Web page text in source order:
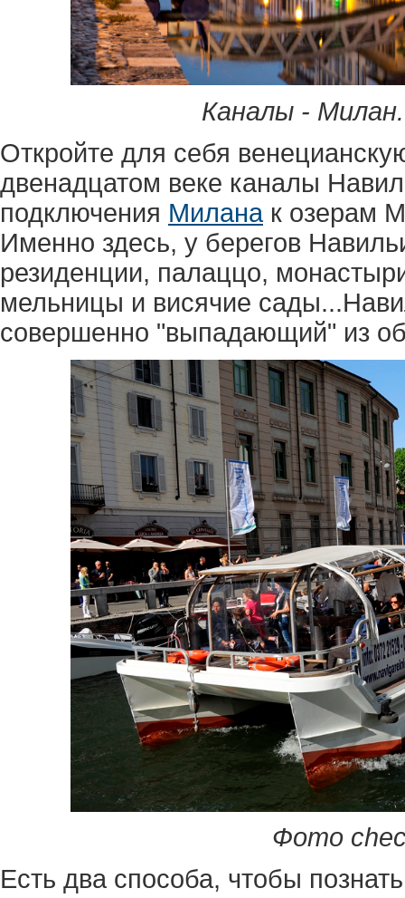
Каналы -
Откройте для себя
двенадцатом веке каналы
подключения Миланак озерам
Именно здесь, у берегов
резиденции, палаццо,
мельницы и висячие
совершенно "выпадающий" из
Фото
Есть два способа, чтобы